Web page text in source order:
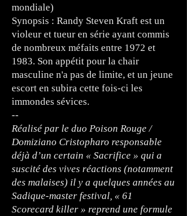
mondiale)
Synopsis : Randy Steven Kraft est un
violeur et tueur en série ayant commis
de nombreux méfaits entre 1972 et
1983. Son appétit pour la chair
masculine n'a pas de limite, et un jeune
escort en subira cette fois-ci les
immondes sévices.
--
Réalisé par le duo Poison Rouge /
Domiziano Cristopharo responsable
déjà d’un certain « Sacrifice » qui a
suscité des vives réactions (notamment
des malaises) il y a quelques années au
Sadique-master festival, « 61
Scorecard killer » reprend une formule